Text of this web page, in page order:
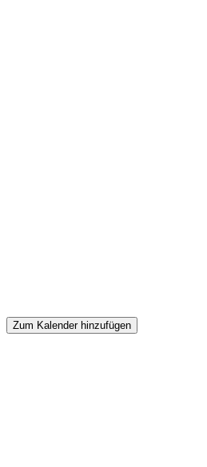
Zum Kalender hinzufügen